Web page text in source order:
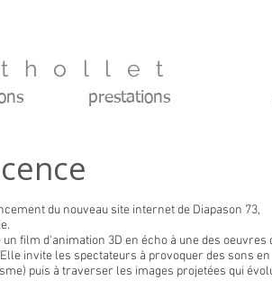
prestations
du nouveau site internet de Diapason 73,
film d'animation 3D en écho à une des oeuvres
invite les spectateurs à provoquer des sons en
puis à traverser les images projetées qui